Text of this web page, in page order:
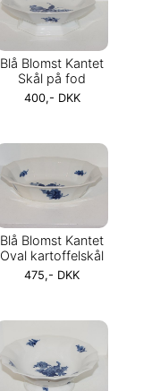
Blå Blomst Kantet
Skål på fod
400,- DKK
Blå Blomst Kantet
Oval kartoffelskål
475,- DKK